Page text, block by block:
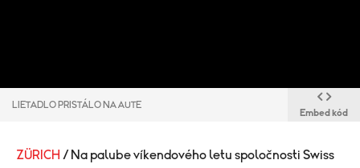
LIETADLO PRISTÁLO NA AUTE
Embed kód
ZÜRICH / Na palube víkendového letu spoločnosti Swiss